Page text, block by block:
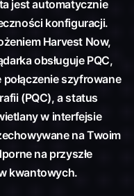
jest automatycznie
konfiguracji.
Harvest Now,
obsługuje PQC,
szyfrowane
(PQC), a status
w interfejsie
na Twoim
na przyszłe
kwantowych.